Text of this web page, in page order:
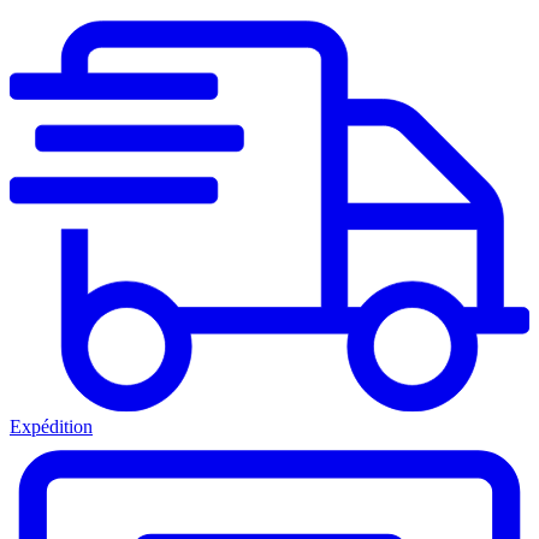
Expédition